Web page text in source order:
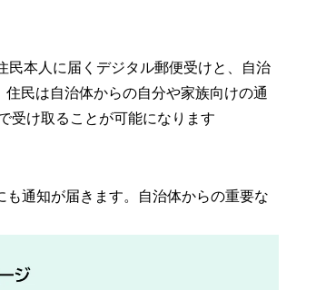
民本人に届くデジタル郵便受けと、自治
民は自治体からの自分や家族向けの通
受け取ることが可能になります
も通知が届きます。自治体からの重要な